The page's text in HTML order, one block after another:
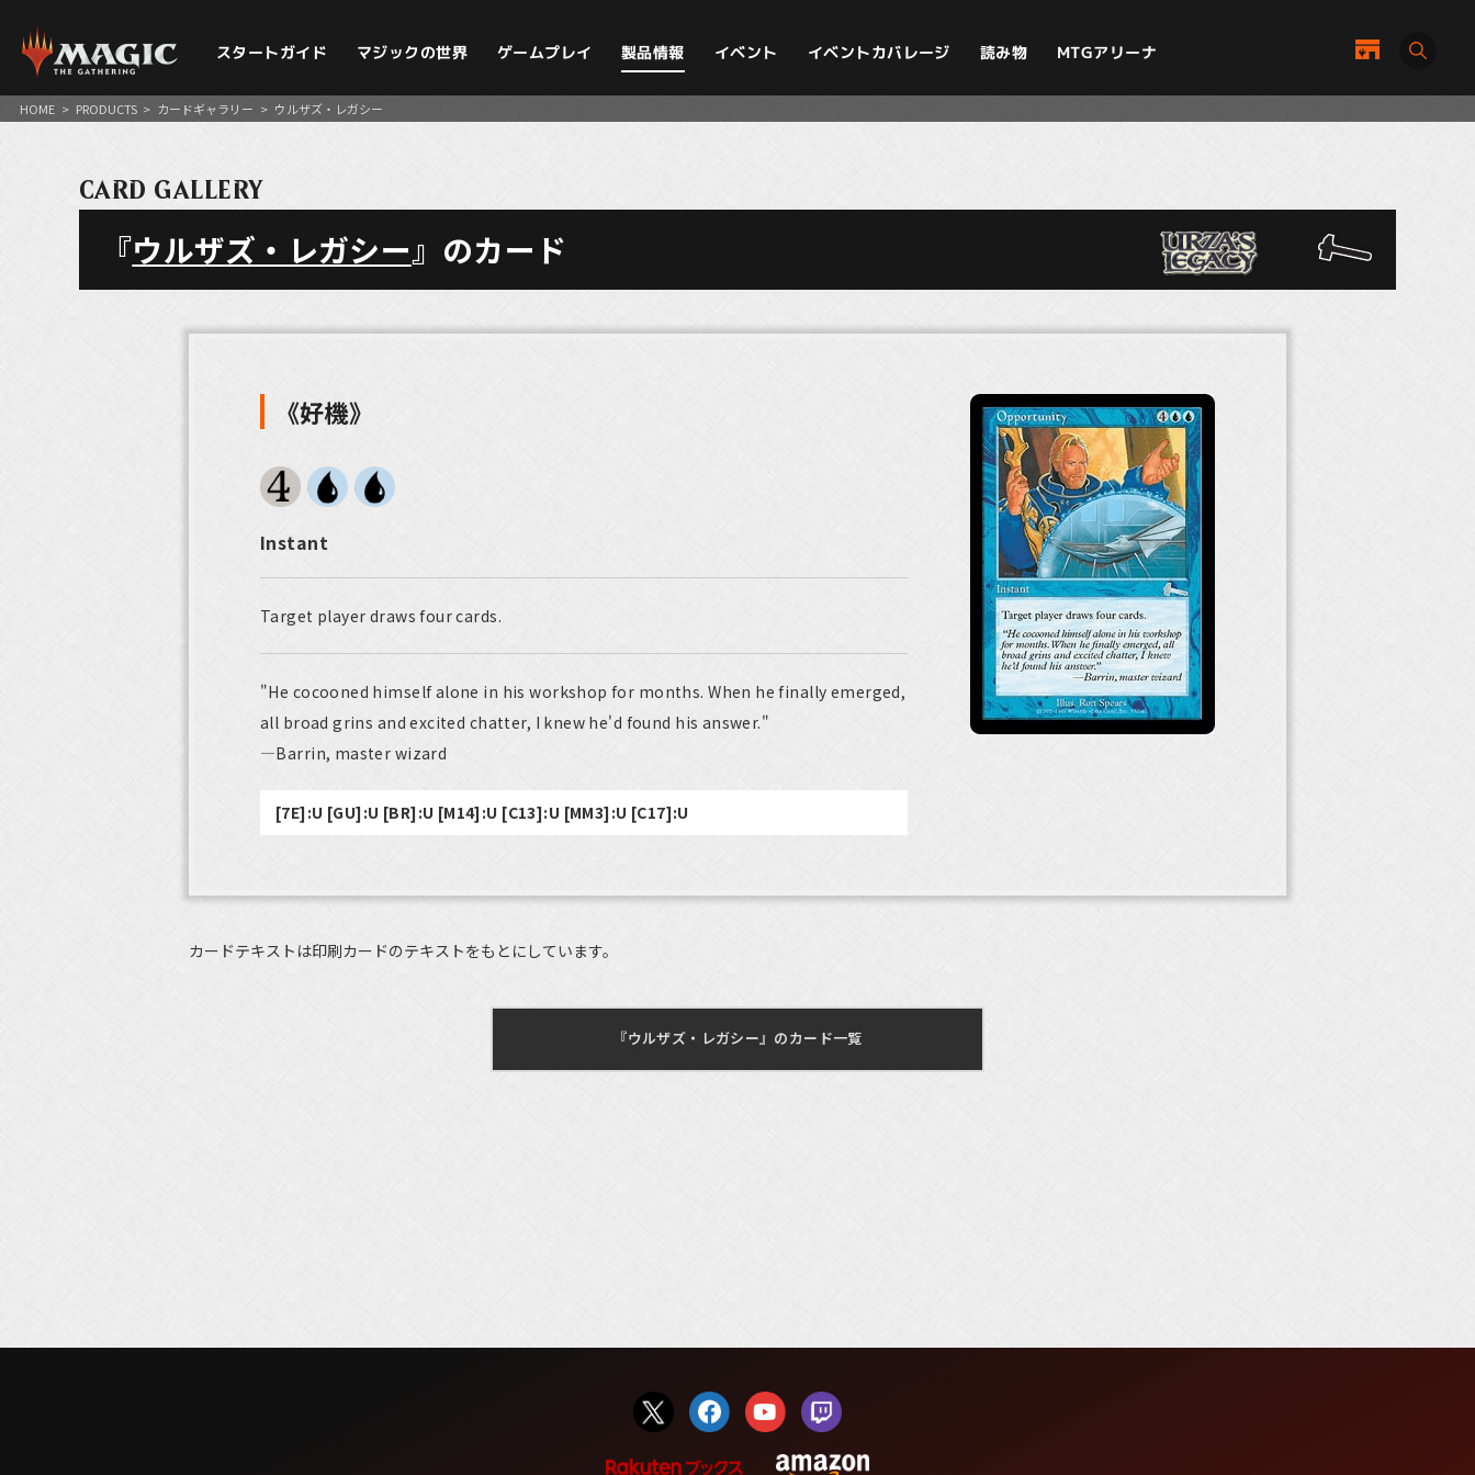
スタートガイド マジックの世界 ゲームプレイ 製品情報 イベント イベントカバレージ 読み物 MTGアリーナ
HOME > PRODUCTS > カードギャラリー > ウルザズ・レガシー
CARD GALLERY
『ウルザズ・レガシー』のカード
《好機》
Instant
Target player draws four cards.
"He cocooned himself alone in his workshop for months. When he finally emerged,
all broad grins and excited chatter, I knew he'd found his answer."
—Barrin, master wizard
[7E]:U [GU]:U [BR]:U [M14]:U [C13]:U [MM3]:U [C17]:U
カードテキストは印刷カードのテキストをもとにしています。
『ウルザズ・レガシー』のカード一覧